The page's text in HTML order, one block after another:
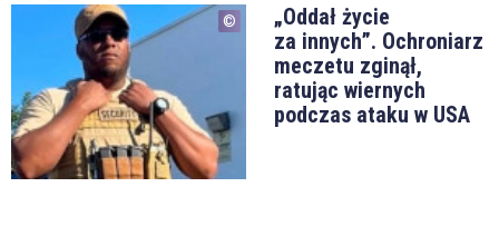
„Oddał życie
za innych”. Ochroniarz
meczetu zginął,
ratując wiernych
podczas ataku w USA